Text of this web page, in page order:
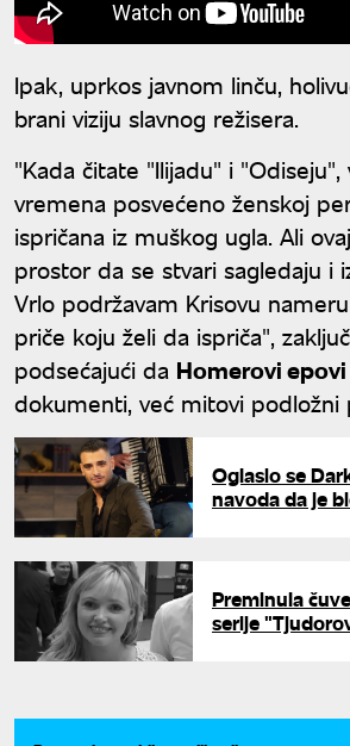
Ipak, uprkos javnom linču,
brani viziju slavnog režisera.
"Kada čitate "Ilijadu" i
vremena posvećeno ženskoj
ispričana iz muškog ugla. Ali
prostor da se stvari sagledaju i
Vrlo podržavam Krisovu
priče koju želi da ispriča",
podsećajući da Homerovi epovi
dokumenti, već mitovi podložni
Oglasio se
navoda da je
Preminula
serije